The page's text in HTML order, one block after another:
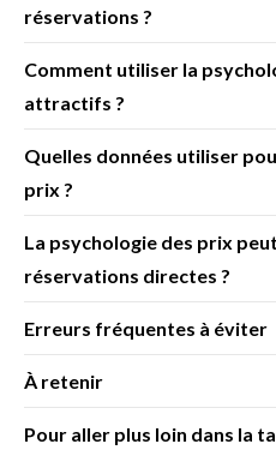
réservations ?
Comment utiliser la
attractifs ?
Quelles données utiliser
prix ?
La psychologie des prix
réservations directes ?
Erreurs fréquentes à éviter
À retenir
Pour aller plus loin dans la